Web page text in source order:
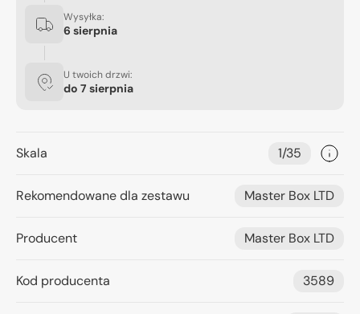
Wysyłka:
6 sierpnia
U twoich drzwi:
do 7 sierpnia
Skala 1/35
Rekomendowane dla zestawu Master Box LTD
Producent Master Box LTD
Kod producenta 3589